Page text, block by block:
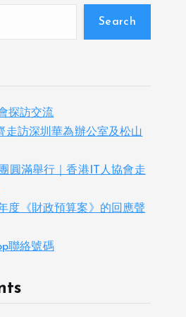
Search
探訪交流
走訪深圳華為辦公室及松山
圓滿舉行｜香港IT人協會走
度《財政預算案》的回應聲
聯絡號碼